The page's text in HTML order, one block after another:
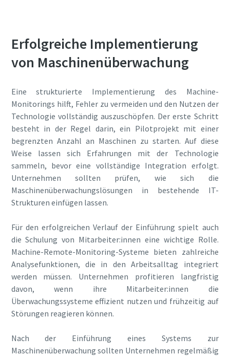
Erfolgreiche Implementierung
von Maschinenüberwachung
Eine strukturierte Implementierung des Machine-
Monitorings hilft, Fehler zu vermeiden und den Nutzen der
Technologie vollständig auszuschöpfen. Der erste Schritt
besteht in der Regel darin, ein Pilotprojekt mit einer
begrenzten Anzahl an Maschinen zu starten. Auf diese
Weise lassen sich Erfahrungen mit der Technologie
sammeln, bevor eine vollständige Integration erfolgt.
Unternehmen sollten prüfen, wie sich die
Maschinenüberwachungslösungen in bestehende IT-
Strukturen einfügen lassen.
Für den erfolgreichen Verlauf der Einführung spielt auch
die Schulung von Mitarbeiter:innen eine wichtige Rolle.
Machine-Remote-Monitoring-Systeme bieten zahlreiche
Analysefunktionen, die in den Arbeitsalltag integriert
werden müssen. Unternehmen profitieren langfristig
davon, wenn ihre Mitarbeiter:innen die
Überwachungssysteme effizient nutzen und frühzeitig auf
Störungen reagieren können.
Nach der Einführung eines Systems zur
Maschinenüberwachung sollten Unternehmen regelmäßig